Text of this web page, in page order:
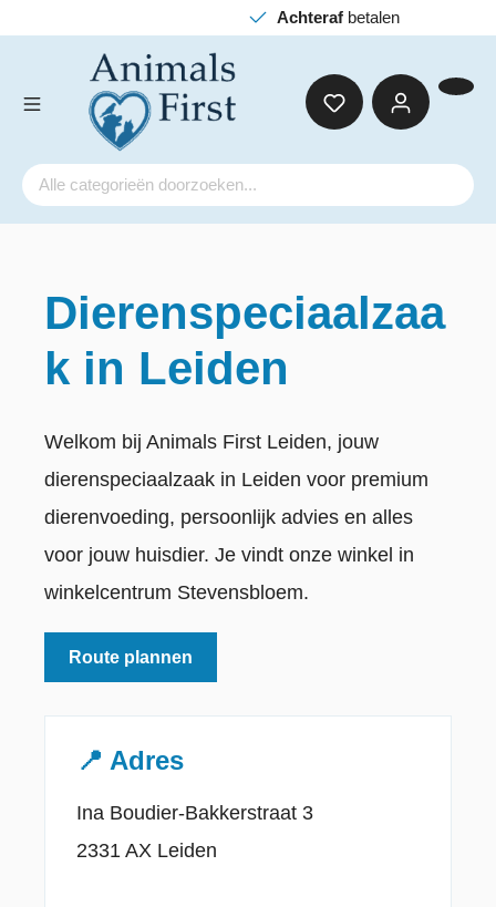
Achterafbetalen
Dierenspeciaalzaa
k in Leiden
Welkom bij Animals First Leiden, jouw
dierenspeciaalzaak in Leiden voor premium
dierenvoeding, persoonlijk advies en alles
voor jouw huisdier. Je vindt onze winkel in
winkelcentrum Stevensbloem.
Route plannen
📍 Adres
Ina Boudier-Bakkerstraat 3
2331 AX Leiden